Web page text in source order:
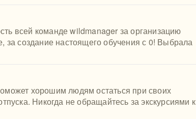
всей команде wildmanager за организацию
за создание настоящего обучения с 0! Выбрала
хорошим людям остаться при своих
Никогда не обращайтесь за экскурсиями к